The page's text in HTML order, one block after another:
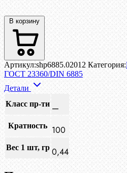
В корзину
Артикул:shp6885.02012 Категория:
ГОСТ 23360/DIN 6885
Детали
Класс пр-ти —
Кратность 100
Вес 1 шт, гр 0,44